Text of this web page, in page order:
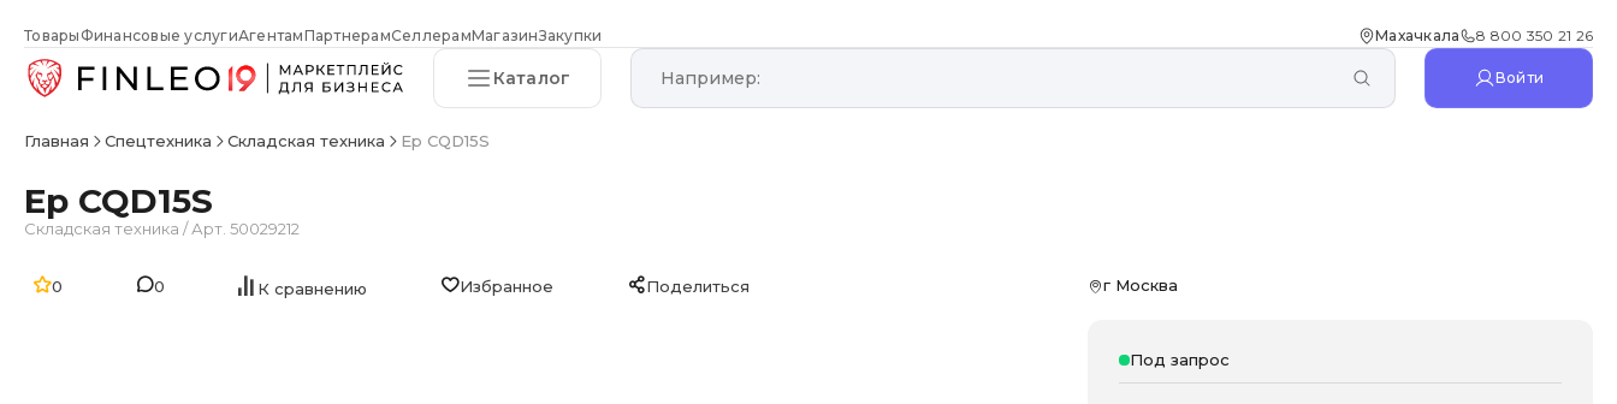
Товары Финансовые услугиАгентамПартнерамСеллерамМагазинЗакупки Махачкала 8 800 350 21 26
Каталог Войти
Главная Спецтехника Складская техника Ep CQD15S
Ep CQD15S
Складская техника /Арт. 50029212
0 0 К сравнению Избранное Поделиться г Москва
Под запрос